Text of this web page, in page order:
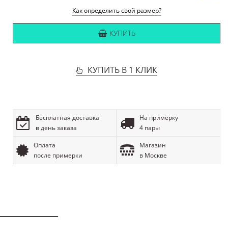
Как определить свой размер?
КУПИТЬ
КУПИТЬ В 1 КЛИК
Бесплатная доставка
в день заказа
На примерку
4 пары
Оплата
после примерки
Магазин
в Москве